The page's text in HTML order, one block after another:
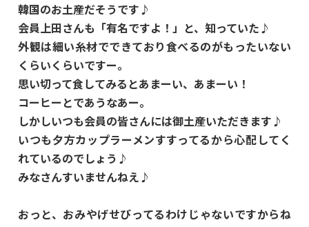
韓国のお土産だそうです♪
会員上田さんも「有名ですよ！」と、知っていた♪
外観は細い糸材でできており食べるのがもったいない
くらいくらいですー。
思い切って食してみるとあまーい、あまーい！
コーヒーとであうなあー。
しかしいつも会員の皆さんには御土産いただきます♪
いつも夕方カップラーメンすすってるから心配してく
れているのでしょう♪
みなさんすいませんねえ♪
おっと、おみやげせびってるわけじゃないですからね